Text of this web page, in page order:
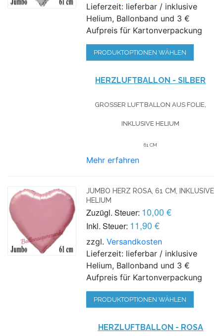
Lieferzeit: lieferbar / inklusive
Helium, Ballonband und 3 €
Aufpreis für Kartonverpackung
PRODUKTOPTIONEN WÄHLEN
HERZLUFTBALLON - SILBER
GROSSER LUFTBALLON AUS FOLIE, I
NKLUSIVE HELIUM
61 CM
Mehr erfahren
JUMBO HERZ ROSA, 61 CM, INKLUSIVE
HELIUM
Zuzügl. Steuer: 10,00 €
Inkl. Steuer: 11,90 €
zzgl.Versandkosten
Lieferzeit: lieferbar / inklusive
Helium, Ballonband und 3 €
Aufpreis für Kartonverpackung
PRODUKTOPTIONEN WÄHLEN
HERZLUFTBALLON - ROSA